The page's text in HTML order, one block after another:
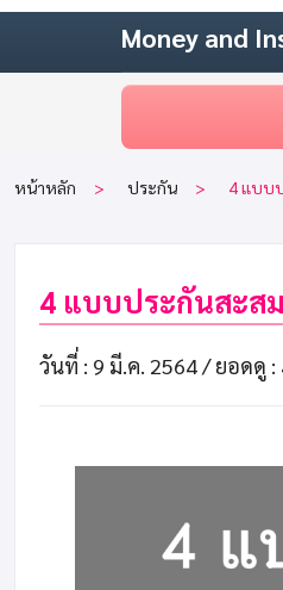
Money and
หน้าหลัก ประกัน 4 แบบ
4 แบบประกันสะส
วันที่ : 9 มี.ค. 2564 / ยอดดู :